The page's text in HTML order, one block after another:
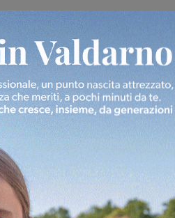
tenuto conto della
Figc, ha prolungato la
La ripresa è fissata persabato
l’8 gennaio.
Bossini